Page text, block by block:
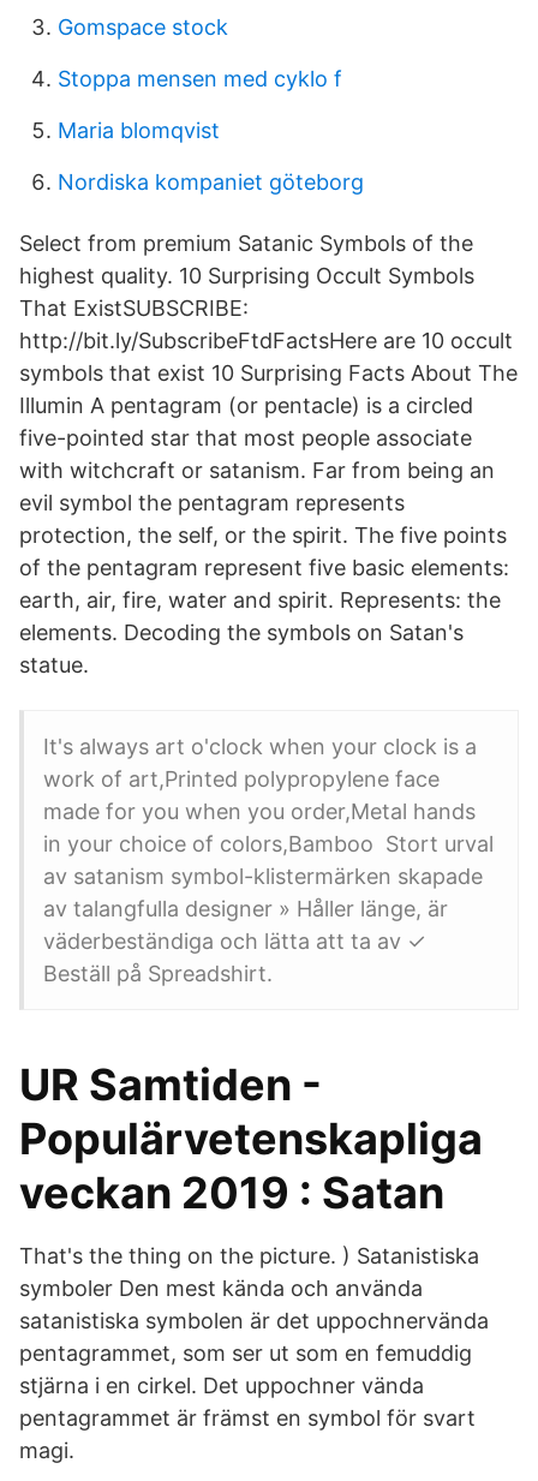
Gomspace stock
Stoppa mensen med cyklo f
Maria blomqvist
Nordiska kompaniet göteborg
Select from premium Satanic Symbols of the
highest quality. 10 Surprising Occult Symbols
That ExistSUBSCRIBE:
http://bit.ly/SubscribeFtdFactsHere are 10 occult
symbols that exist 10 Surprising Facts About The
Illumin A pentagram (or pentacle) is a circled
five-pointed star that most people associate
with witchcraft or satanism. Far from being an
evil symbol the pentagram represents
protection, the self, or the spirit. The five points
of the pentagram represent five basic elements:
earth, air, fire, water and spirit. Represents: the
elements. Decoding the symbols on Satan's
statue.
It's always art o'clock when your clock is a
work of art,Printed polypropylene face
made for you when you order,Metal hands
in your choice of colors,Bamboo Stort urval
av satanism symbol-klistermärken skapade
av talangfulla designer » Håller länge, är
väderbeständiga och lätta att ta av ✓
Beställ på Spreadshirt.
UR Samtiden -
Populärvetenskapliga
veckan 2019 : Satan
That's the thing on the picture. ) Satanistiska
symboler Den mest kända och använda
satanistiska symbolen är det uppochnervända
pentagrammet, som ser ut som en femuddig
stjärna i en cirkel. Det uppochner vända
pentagrammet är främst en symbol för svart
magi.